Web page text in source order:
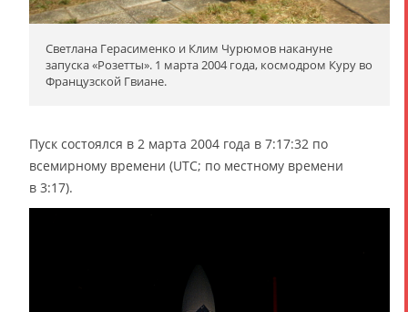
Светлана Герасименко и Клим Чурюмов накануне
запуска «Розетты». 1 марта 2004 года, космодром Куру во
Французской Гвиане.
Пуск состоялся в 2 марта 2004 года в 7:17:32 по
всемирному времени (UTC; по местному времени
в 3:17).